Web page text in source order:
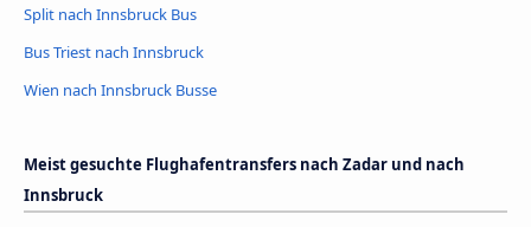
Split nach Innsbruck Bus
Bus Triest nach Innsbruck
Wien nach Innsbruck Busse
Meist gesuchte Flughafentransfers nach Zadar und nach
Innsbruck